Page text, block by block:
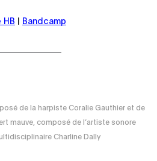
HB | Bandcamp
de la harpiste Coralie Gauthier et de
mauve, composé de l’artiste sonore
Charline Dally